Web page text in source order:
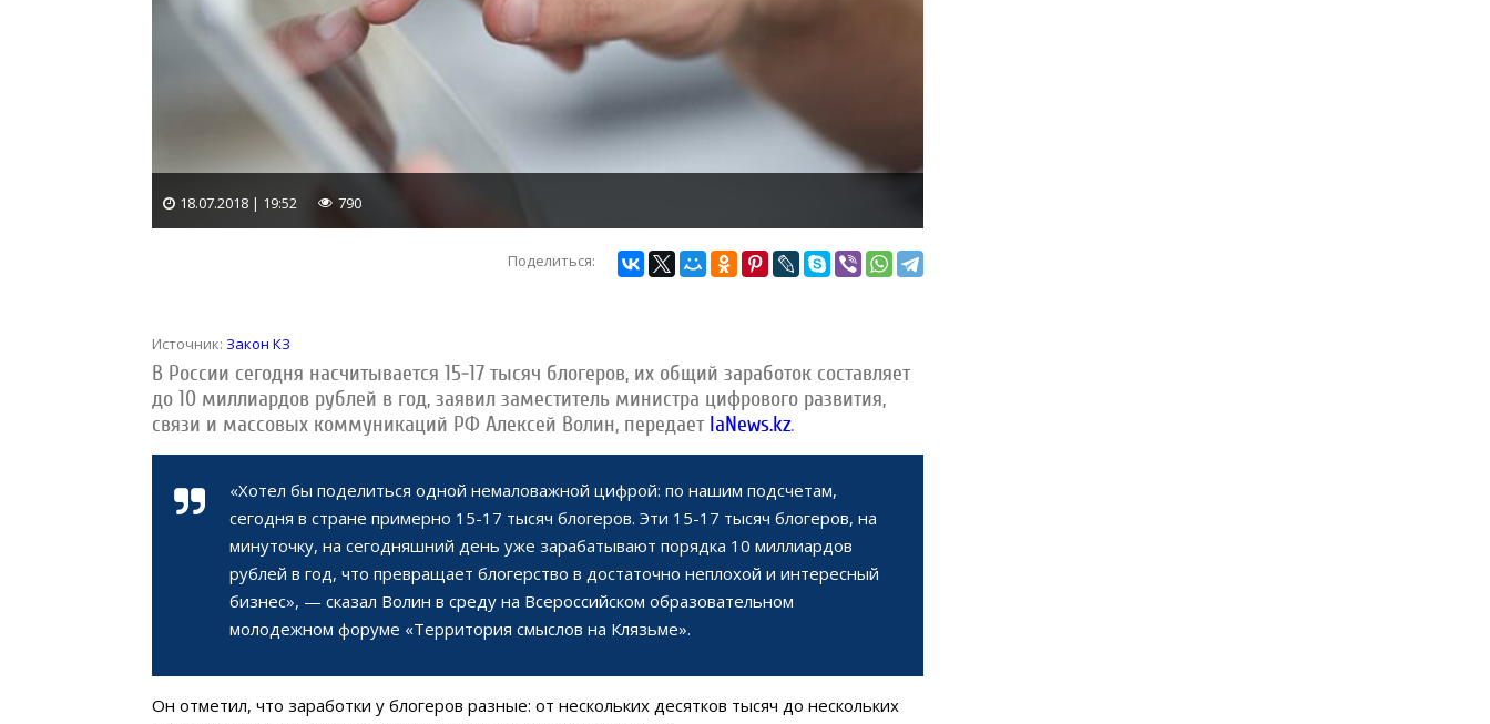
18.07.2018 | 19:52 790
Поделиться:
Источник: Закон КЗ
В России сегодня насчитывается 15-17 тысяч блогеров, их общий заработок составляет
до 10 миллиардов рублей в год, заявил заместитель министра цифрового развития,
связи и массовых коммуникаций РФ Алексей Волин, передает IaNews.kz.
«Хотел бы поделиться одной немаловажной цифрой: по нашим подсчетам,
сегодня в стране примерно 15-17 тысяч блогеров. Эти 15-17 тысяч блогеров, на
минуточку, на сегодняшний день уже зарабатывают порядка 10 миллиардов
рублей в год, что превращает блогерство в достаточно неплохой и интересный
бизнес», — сказал Волин в среду на Всероссийском образовательном
молодежном форуме «Территория смыслов на Клязьме».
Он отметил, что заработки у блогеров разные: от нескольких десятков тысяч до нескольких